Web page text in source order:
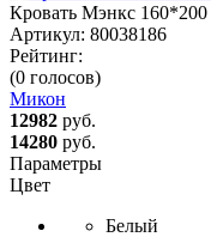
Кровать Мэнкс 160*200
Артикул: 80038186
Рейтинг:
(0 голосов)
Микон
12982 руб.
14280 руб.
Параметры
Цвет
Белый